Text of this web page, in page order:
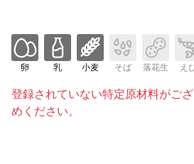
卵 乳 小麦 そば 落花生 え
登録されていない特定原材料がご
めください。